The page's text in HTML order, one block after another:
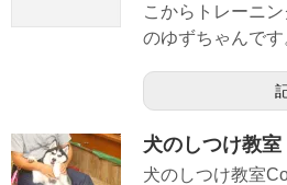
こからトレーニ
のゆずちゃんで
犬のしつけ教
犬のしつけ教室